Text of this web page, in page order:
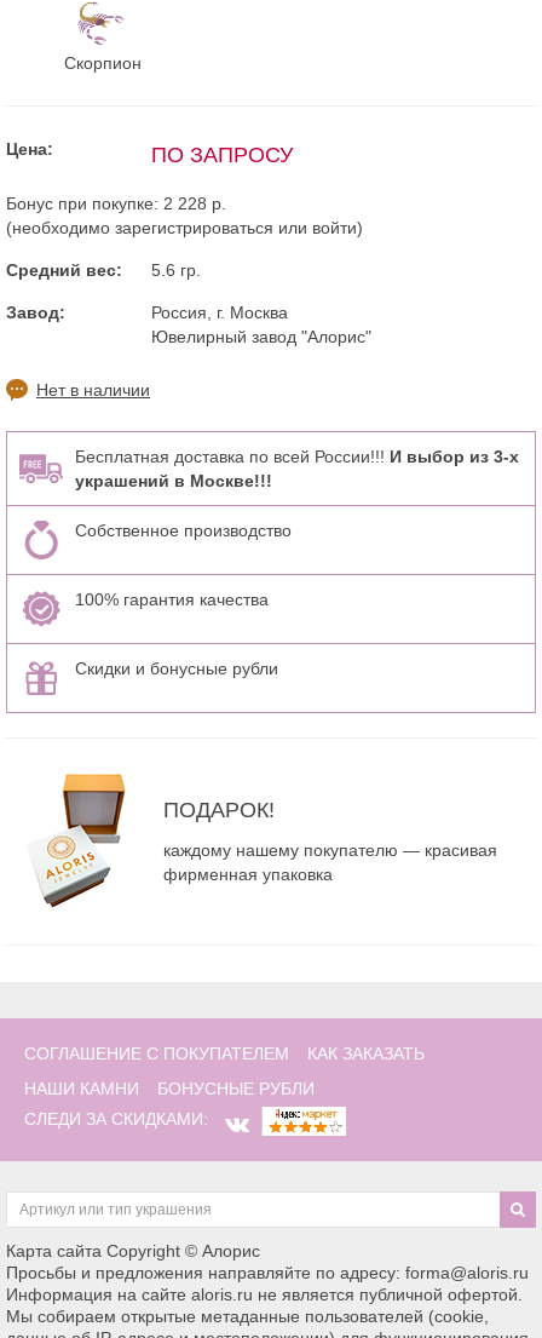
Скорпион
Цена: ПО ЗАПРОСУ
Бонус при покупке: 2 228 р.
(необходимо зарегистрироваться или войти)
Средний вес: 5.6 гр.
Завод:
Россия, г. Москва
Ювелирный завод "Алорис"
Нет в наличии
Бесплатная доставка по всей России!!! И выбор из 3-х
украшений в Москве!!!
Собственное производство
100% гарантия качества
Скидки и бонусные рубли
ПОДАРОК!
каждому нашему покупателю — красивая
фирменная упаковка
СОГЛАШЕНИЕ С ПОКУПАТЕЛЕМ
КАК ЗАКАЗАТЬ
НАШИ КАМНИ
БОНУСНЫЕ РУБЛИ
СЛЕДИ ЗА СКИДКАМИ:
Карта сайта Copyright © Алорис
Просьбы и предложения направляйте по адресу: forma@aloris.ru
Информация на сайте aloris.ru не является публичной офертой.
Мы собираем открытые метаданные пользователей (cookie,